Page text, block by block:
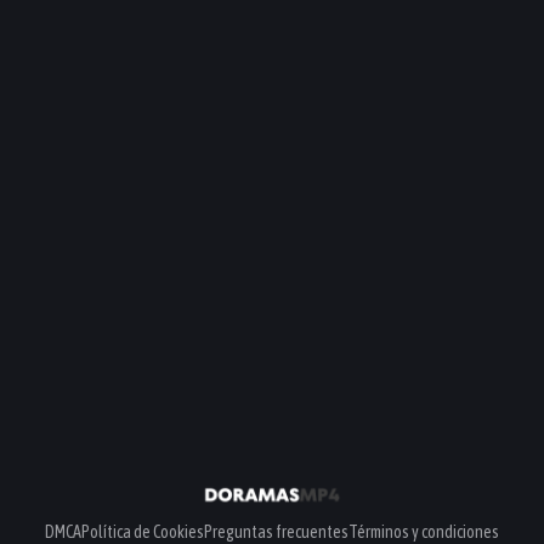
DMCAPolítica de CookiesPreguntas frecuentesTérminos y condiciones